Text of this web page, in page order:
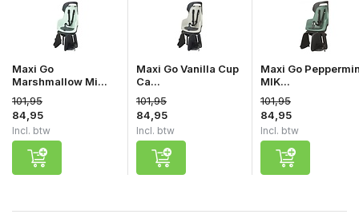
Maxi Go
Marshmallow Mi...
101,95
84,95
Incl. btw
Maxi Go Vanilla Cup
Ca...
101,95
84,95
Incl. btw
Maxi Go
MIK...
101,95
84,95
Incl. btw